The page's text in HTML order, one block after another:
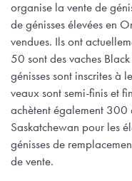
organise la vente de
de génisses élevées en
vendues. Ils ont
50 sont des vaches
génisses sont inscrites à
veaux sont semi-finis et
achètent également 300
Saskatchewan pour les
génisses de
de vente.